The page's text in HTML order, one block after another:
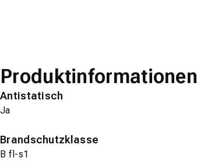
Produktinformationen
Antistatisch
Ja
Brandschutzklasse
B fl-s1